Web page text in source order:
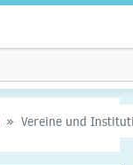
Vereine und